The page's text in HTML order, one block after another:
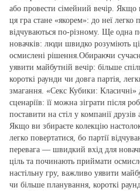
або провести сімейний вечір. Якщо
ця гра стане «якорем»: до неї легко
відчуваються по‑різному. Ще одна
новачків: люди швидко розуміють
осмислені рішення.Обираючи
уявити майбутній вечір: більше
короткі раунди чи довга партія,
змагання. «Секс Кубики: Класичні»
сценаріїв: її можна зіграти після
поставити на стіл у компанії
Якщо ви збираєте колекцію
легко повертатися, бо партії
перевага — швидкий вхід для
ціль та починають приймати
настільну гру, важливо уявити
чи більше планування, короткі